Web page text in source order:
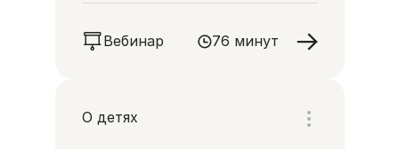
Вебинар 76 минут
О детях